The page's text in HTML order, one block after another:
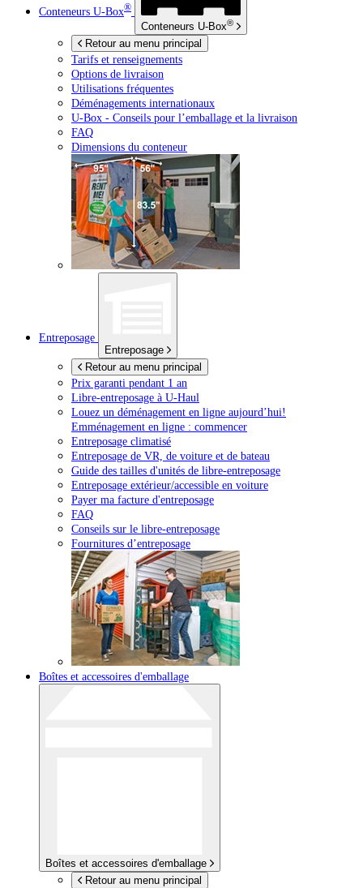
Conteneurs U-Box®
Conteneurs U-Box®
Retour au menu principal
Tarifs et renseignements
Options de livraison
Utilisations fréquentes
Déménagements internationaux
U-Box - Conseils pour l’emballage et la livraison
FAQ
Dimensions du conteneur
Entreposage
Entreposage
Retour au menu principal
Prix garanti pendant 1 an
Libre-entreposage à U-Haul
Louez un déménagement en ligne aujourd’hui!
Emménagement en ligne : commencer
Entreposage climatisé
Entreposage de VR, de voiture et de bateau
Guide des tailles d'unités de libre-entreposage
Entreposage extérieur/accessible en voiture
Payer ma facture d'entreposage
FAQ
Conseils sur le libre-entreposage
Fournitures d’entreposage
Boîtes et accessoires d'emballage
Boîtes et accessoires d'emballage
Retour au menu principal